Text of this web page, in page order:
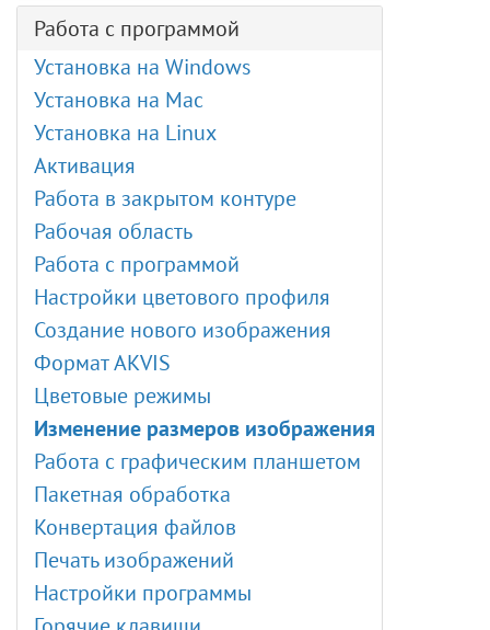
Генерация изображений (ИИ)
Раскрашивание (ИИ)
Текст по контуру
Эффект Цифровые помехи
Портрет в стиле комикс
Создание своих кистей
Загрузка кистей ABR
Редактор таблиц поиска
Корректирующие слои II
Корректирующие слои
Кадрирование изображений
Пакетная обработка
Регулировки цвета и яркости
Комбинирование: Встраивание
Портрет акварелью из фотографии
Акварельный постер
Рисунок в стиле комикс
Создание спецэффектов
Шедевр в пастельной технике
Работа с программой
Установка на Windows
Установка на Mac
Установка на Linux
Активация
Работа в закрытом контуре
Рабочая область
Работа с программой
Настройки цветового профиля
Создание нового изображения
Формат AKVIS
Цветовые режимы
Изменение размеров изображения
Работа с графическим планшетом
Пакетная обработка
Конвертация файлов
Печать изображений
Настройки программы